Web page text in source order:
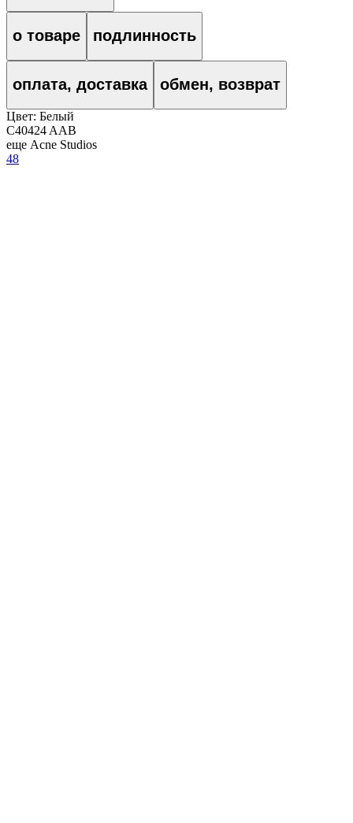
о товаре подлинность
оплата, доставка обмен, возврат
Цвет: Белый
C40424 AAB
еще Acne Studios
48